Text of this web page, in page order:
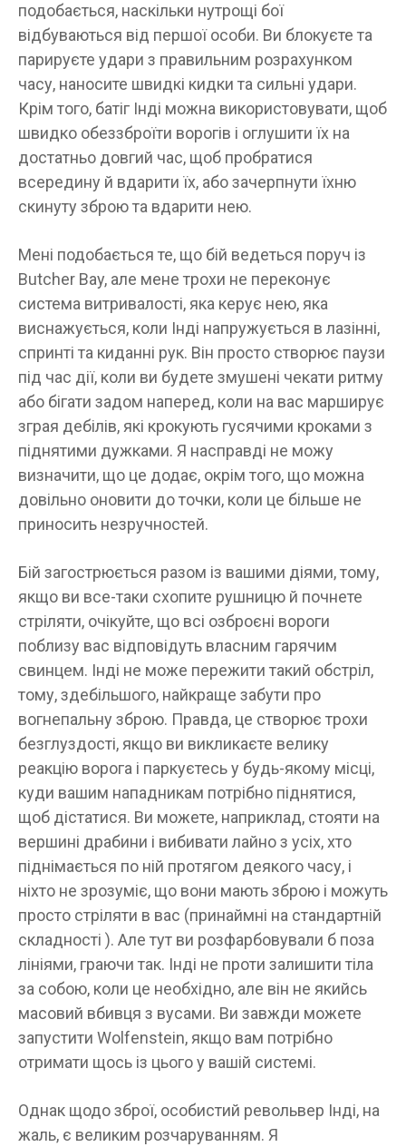
подобається, наскільки нутрощі бої
відбуваються від першої особи. Ви блокуєте та
парируєте удари з правильним розрахунком
часу, наносите швидкі кидки та сильні удари.
Крім того, батіг Інді можна використовувати, щоб
швидко обеззброїти ворогів і оглушити їх на
достатньо довгий час, щоб пробратися
всередину й вдарити їх, або зачерпнути їхню
скинуту зброю та вдарити нею.
Мені подобається те, що бій ведеться поруч із
Butcher Bay, але мене трохи не переконує
система витривалості, яка керує нею, яка
виснажується, коли Інді напружується в лазінні,
спринті та киданні рук. Він просто створює паузи
під час дії, коли ви будете змушені чекати ритму
або бігати задом наперед, коли на вас марширує
зграя дебілів, які крокують гусячими кроками з
піднятими дужками. Я насправді не можу
визначити, що це додає, окрім того, що можна
довільно оновити до точки, коли це більше не
приносить незручностей.
Бій загострюється разом із вашими діями, тому,
якщо ви все-таки схопите рушницю й почнете
стріляти, очікуйте, що всі озброєні вороги
поблизу вас відповідуть власним гарячим
свинцем. Інді не може пережити такий обстріл,
тому, здебільшого, найкраще забути про
вогнепальну зброю. Правда, це створює трохи
безглуздості, якщо ви викликаєте велику
реакцію ворога і паркуєтесь у будь-якому місці,
куди вашим нападникам потрібно піднятися,
щоб дістатися. Ви можете, наприклад, стояти на
вершині драбини і вибивати лайно з усіх, хто
піднімається по ній протягом деякого часу, і
ніхто не зрозуміє, що вони мають зброю і можуть
просто стріляти в вас (принаймні на стандартній
складності ). Але тут ви розфарбовували б поза
лініями, граючи так. Інді не проти залишити тіла
за собою, коли це необхідно, але він не якийсь
масовий вбивця з вусами. Ви завжди можете
запустити Wolfenstein, якщо вам потрібно
отримати щось із цього у вашій системі.
Однак щодо зброї, особистий револьвер Інді, на
жаль, є великим розчаруванням. Я